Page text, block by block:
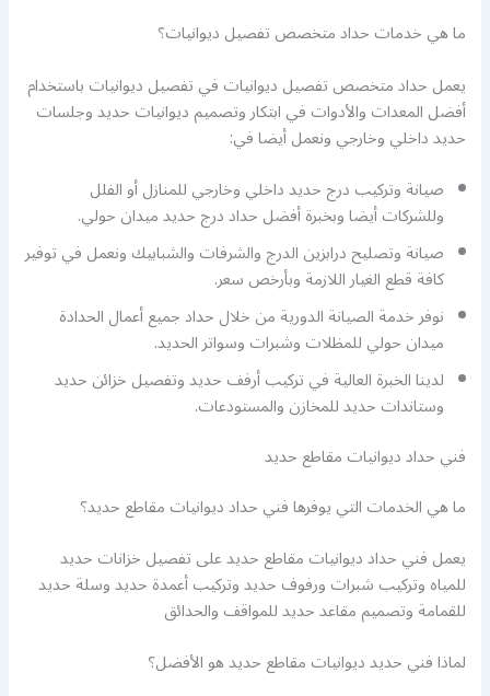
ما هي خدمات حداد متخصص تفصيل ديوانيات؟
يعمل حداد متخصص تفصيل ديوانيات في تفصيل ديوانيات باستخدام
أفضل المعدات والأدوات في ابتكار وتصميم ديوانيات حديد وجلسات
حديد داخلي وخارجي ونعمل أيضا في:
صيانة وتركيب درج حديد داخلي وخارجي للمنازل أو الفلل
وللشركات أيضا وبخبرة أفضل حداد درج حديد ميدان حولي.
صيانة وتصليح درابزين الدرج والشرفات والشبابيك ونعمل في توفير
كافة قطع الغيار اللازمة وبأرخص سعر.
نوفر خدمة الصيانة الدورية من خلال حداد جميع أعمال الحدادة
ميدان حولي للمظلات وشبرات وسواتر الحديد.
لدينا الخبرة العالية في تركيب أرفف حديد وتفصيل خزائن حديد
وستاندات حديد للمخازن والمستودعات.
فني حداد ديوانيات مقاطع حديد
ما هي الخدمات التي يوفرها فني حداد ديوانيات مقاطع حديد؟
يعمل فني حداد ديوانيات مقاطع حديد على تفصيل خزانات حديد
للمياه وتركيب شبرات ورفوف حديد وتركيب أعمدة حديد وسلة حديد
للقمامة وتصميم مقاعد حديد للمواقف والحدائق
لماذا فني حديد ديوانيات مقاطع حديد هو الأفضل؟